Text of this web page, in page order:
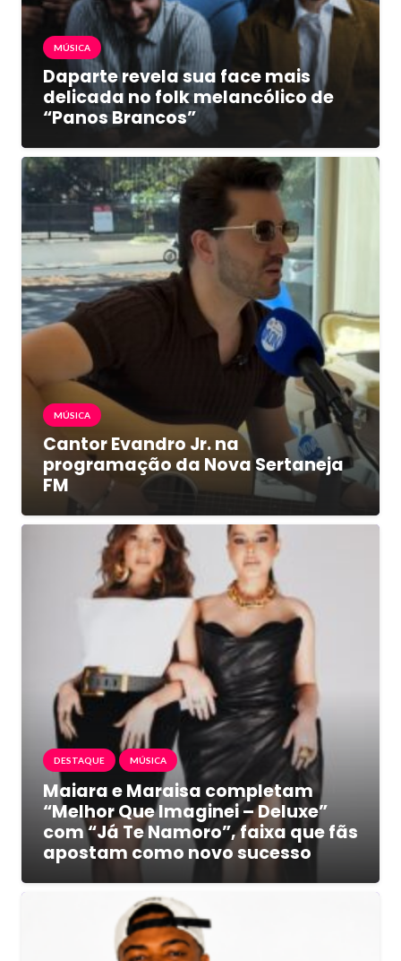
MÚSICA
Daparte revela sua face mais
delicada no folk melancólico de
“Panos Brancos”
MÚSICA
Cantor Evandro Jr. na
programação da Nova Sertaneja
FM
DESTAQUE MÚSICA
Maiara e Maraisa completam
“Melhor Que Imaginei – Deluxe”
com “Já Te Namoro”, faixa que fãs
apostam como novo sucesso